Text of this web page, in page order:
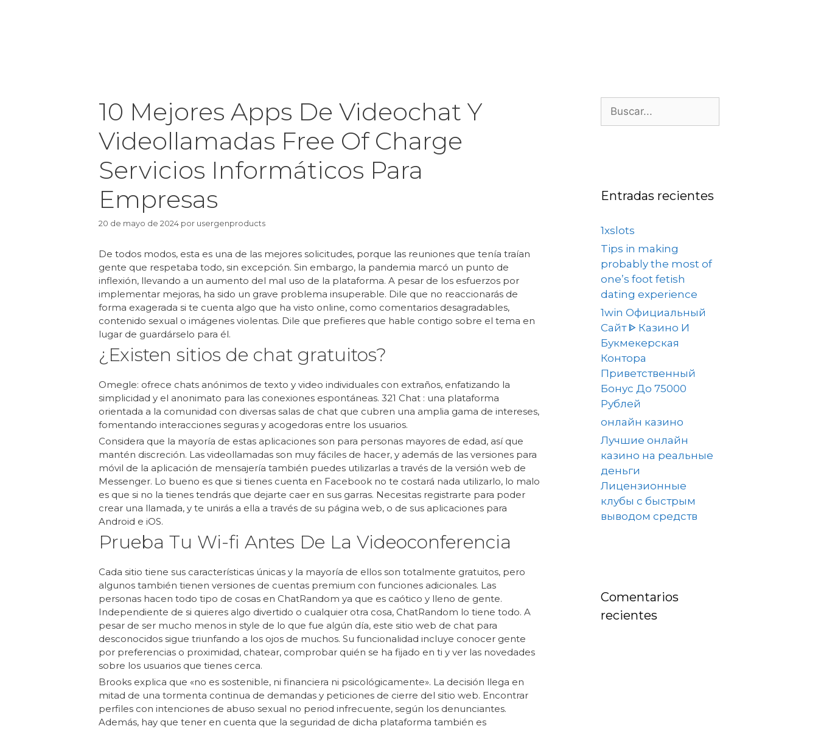
10 Mejores Apps De Videochat Y
Videollamadas Free Of Charge
Servicios Informáticos Para
Empresas
20 de mayo de 2024 por usergenproducts
De todos modos, esta es una de las mejores solicitudes, porque las reuniones que tenía traían
gente que respetaba todo, sin excepción. Sin embargo, la pandemia marcó un punto de
inflexión, llevando a un aumento del mal uso de la plataforma. A pesar de los esfuerzos por
implementar mejoras, ha sido un grave problema insuperable. Dile que no reaccionarás de
forma exagerada si te cuenta algo que ha visto online, como comentarios desagradables,
contenido sexual o imágenes violentas. Dile que prefieres que hable contigo sobre el tema en
lugar de guardárselo para él.
¿Existen sitios de chat gratuitos?
Omegle: ofrece chats anónimos de texto y video individuales con extraños, enfatizando la
simplicidad y el anonimato para las conexiones espontáneas. 321 Chat : una plataforma
orientada a la comunidad con diversas salas de chat que cubren una amplia gama de intereses,
fomentando interacciones seguras y acogedoras entre los usuarios.
Considera que la mayoría de estas aplicaciones son para personas mayores de edad, así que
mantén discreción. Las videollamadas son muy fáciles de hacer, y además de las versiones para
móvil de la aplicación de mensajería también puedes utilizarlas a través de la versión web de
Messenger. Lo bueno es que si tienes cuenta en Facebook no te costará nada utilizarlo, lo malo
es que si no la tienes tendrás que dejarte caer en sus garras. Necesitas registrarte para poder
crear una llamada, y te unirás a ella a través de su página web, o de sus aplicaciones para
Android e iOS.
Prueba Tu Wi-fi Antes De La Videoconferencia
Cada sitio tiene sus características únicas y la mayoría de ellos son totalmente gratuitos, pero
algunos también tienen versiones de cuentas premium con funciones adicionales. Las
personas hacen todo tipo de cosas en ChatRandom ya que es caótico y lleno de gente.
Independiente de si quieres algo divertido o cualquier otra cosa, ChatRandom lo tiene todo. A
pesar de ser mucho menos in style de lo que fue algún día, este sitio web de chat para
desconocidos sigue triunfando a los ojos de muchos. Su funcionalidad incluye conocer gente
por preferencias o proximidad, chatear, comprobar quién se ha fijado en ti y ver las novedades
sobre los usuarios que tienes cerca.
Brooks explica que «no es sostenible, ni financiera ni psicológicamente». La decisión llega en
mitad de una tormenta continua de demandas y peticiones de cierre del sitio web. Encontrar
perfiles con intenciones de abuso sexual no period infrecuente, según los denunciantes.
Además, hay que tener en cuenta que la seguridad de dicha plataforma también es
Entradas recientes
1xslots
Tips in making
probably the most of
one’s foot fetish
dating experience
1win Официальный
Сайт ᐈ Казино И
Букмекерская
Контора
Приветственный
Бонус До 75000
Рублей
онлайн казино
Лучшие онлайн
казино на реальные
деньги
Лицензионные
клубы с быстрым
выводом средств
Comentarios
recientes